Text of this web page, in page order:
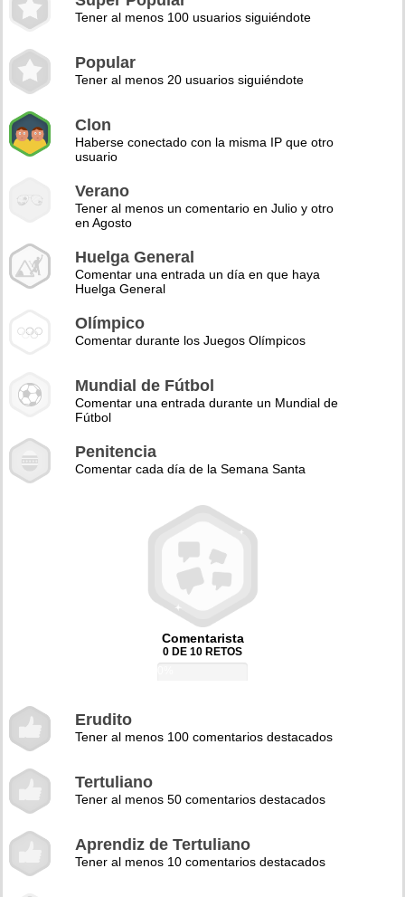
Tener al menos 100 usuarios siguiéndote
Popular
Tener al menos 20 usuarios siguiéndote
Clon
Haberse conectado con la misma IP que otro
usuario
Verano
Tener al menos un comentario en Julio y otro
en Agosto
Huelga General
Comentar una entrada un día en que haya
Huelga General
Olímpico
Comentar durante los Juegos Olímpicos
Mundial de Fútbol
Comentar una entrada durante un Mundial de
Fútbol
Penitencia
Comentar cada día de la Semana Santa
Comentarista
0 DE 10 RETOS
Erudito
Tener al menos 100 comentarios destacados
Tertuliano
Tener al menos 50 comentarios destacados
Aprendiz de Tertuliano
Tener al menos 10 comentarios destacados